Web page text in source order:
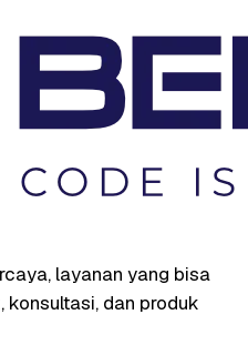
layanan yang bisa
konsultasi, dan produk